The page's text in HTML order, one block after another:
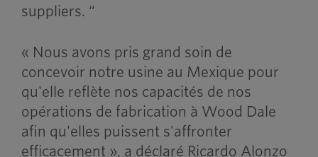
suppliers. “
« Nous avons pris grand soin de
concevoir notre usine au Mexique pour
qu'elle reflète nos capacités de nos
opérations de fabrication à Wood Dale
afin qu'elles puissent s'affronter
efficacement », a déclaré Ricardo Alonzo